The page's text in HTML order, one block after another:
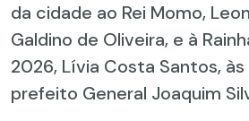
da cidade ao Rei Momo,
Galdino de Oliveira, e à
2026, Lívia Costa Santos,
prefeito General Joaquim